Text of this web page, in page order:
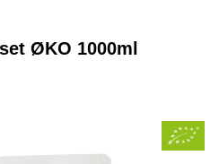
ØKO 1000ml
av 5 Antall vurderinger 2
ØKO 1000ml